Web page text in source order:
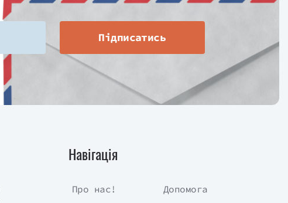
Підписатись
Навігація
Про нас! Допомога